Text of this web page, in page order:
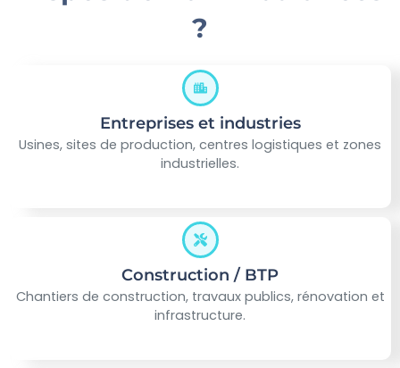
?
Entreprises et industries
Usines, sites de production, centres logistiques et zones
industrielles.
Construction / BTP
Chantiers de construction, travaux publics, rénovation et
infrastructure.